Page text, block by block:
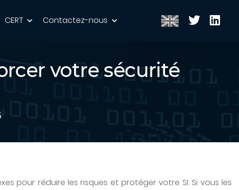
CERT Contactez-nous
votre sécurité
pour réduire les risques et protéger votre SI. Si vous les